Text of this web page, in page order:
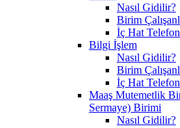
Nasıl Gidilir?
Birim
İç Hat Telefon
Bilgi İşlem
Nasıl Gidilir?
Birim
İç Hat Telefon
Maaş Mutemetlik
Sermaye) Birimi
Nasıl Gidilir?